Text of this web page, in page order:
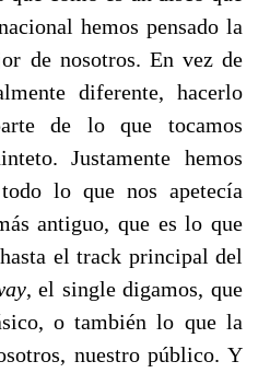
hemos pensado la
de nosotros. En vez de
diferente, hacerlo
de lo que tocamos
Justamente hemos
lo que nos apetecía
antiguo, que es lo que
el track principal del
, el single digamos, que
o también lo que la
nuestro público. Y